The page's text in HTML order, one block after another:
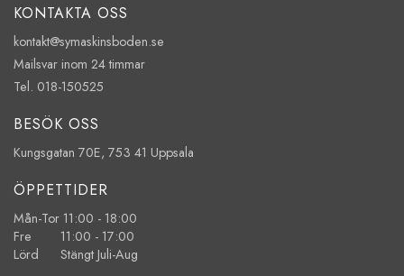
KONTAKTA OSS
kontakt@symaskinsboden.se
Mailsvar inom 24 timmar
Tel. 018-150525
BESÖK OSS
Kungsgatan 70E, 753 41 Uppsala
ÖPPETTIDER
Mån-Tor 11:00 - 18:00
Fre 11:00 - 17:00
Lörd Stängt Juli-Aug